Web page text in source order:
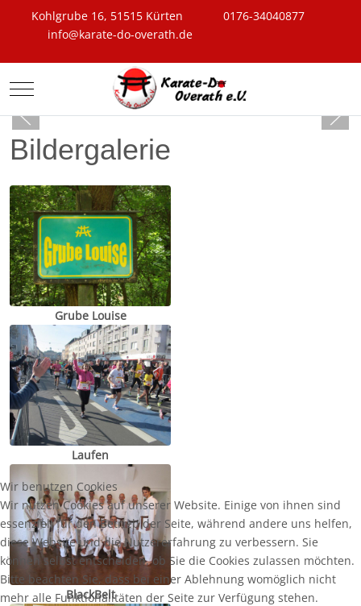
Kohlgrube 16, 51515 Kürten
0176-34040877
info@karate-do-overath.de
Mobile Menu Toggle
Bildergalerie
Grube Louise
Laufen
BlackBelt
Wir benutzen Cookies
Wir nutzen Cookies auf unserer Website. Einige von ihnen sind
essenziell für den Betrieb der Seite, während andere uns helfen,
diese Website und die Nutzererfahrung zu verbessern. Sie
können selbst entscheiden, ob Sie die Cookies zulassen möchten.
Bitte beachten Sie, dass bei einer Ablehnung womöglich nicht
mehr alle Funktionalitäten der Seite zur Verfügung stehen.